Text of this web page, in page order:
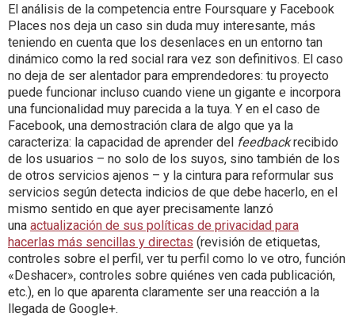
El análisis de la competencia entre Foursquare y Facebook
Places nos deja un caso sin duda muy interesante, más
teniendo en cuenta que los desenlaces en un entorno tan
dinámico como la red social rara vez son definitivos. El caso
no deja de ser alentador para emprendedores: tu proyecto
puede funcionar incluso cuando viene un gigante e incorpora
una funcionalidad muy parecida a la tuya. Y en el caso de
Facebook, una demostración clara de algo que ya la
caracteriza: la capacidad de aprender del feedbackrecibido
de los usuarios – no solo de los suyos, sino también de los
de otros servicios ajenos – y la cintura para reformular sus
servicios según detecta indicios de que debe hacerlo, en el
mismo sentido en que ayer precisamente lanzó
una actualización de sus políticas de privacidad para
hacerlas más sencillas y directas (revisión de etiquetas,
controles sobre el perfil, ver tu perfil como lo ve otro, función
«Deshacer», controles sobre quiénes ven cada publicación,
etc.), en lo que aparenta claramente ser una reacción a la
llegada de Google+.